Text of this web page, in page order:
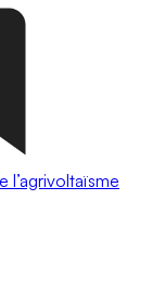
l’agrivoltaïsme